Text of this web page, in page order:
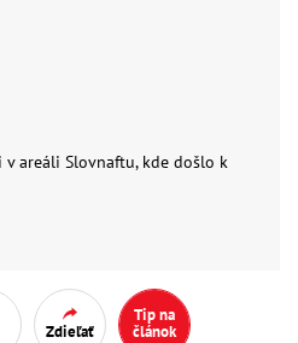
v areáli Slovnaftu, kde došlo k
Zdieľať
Tip na
článok